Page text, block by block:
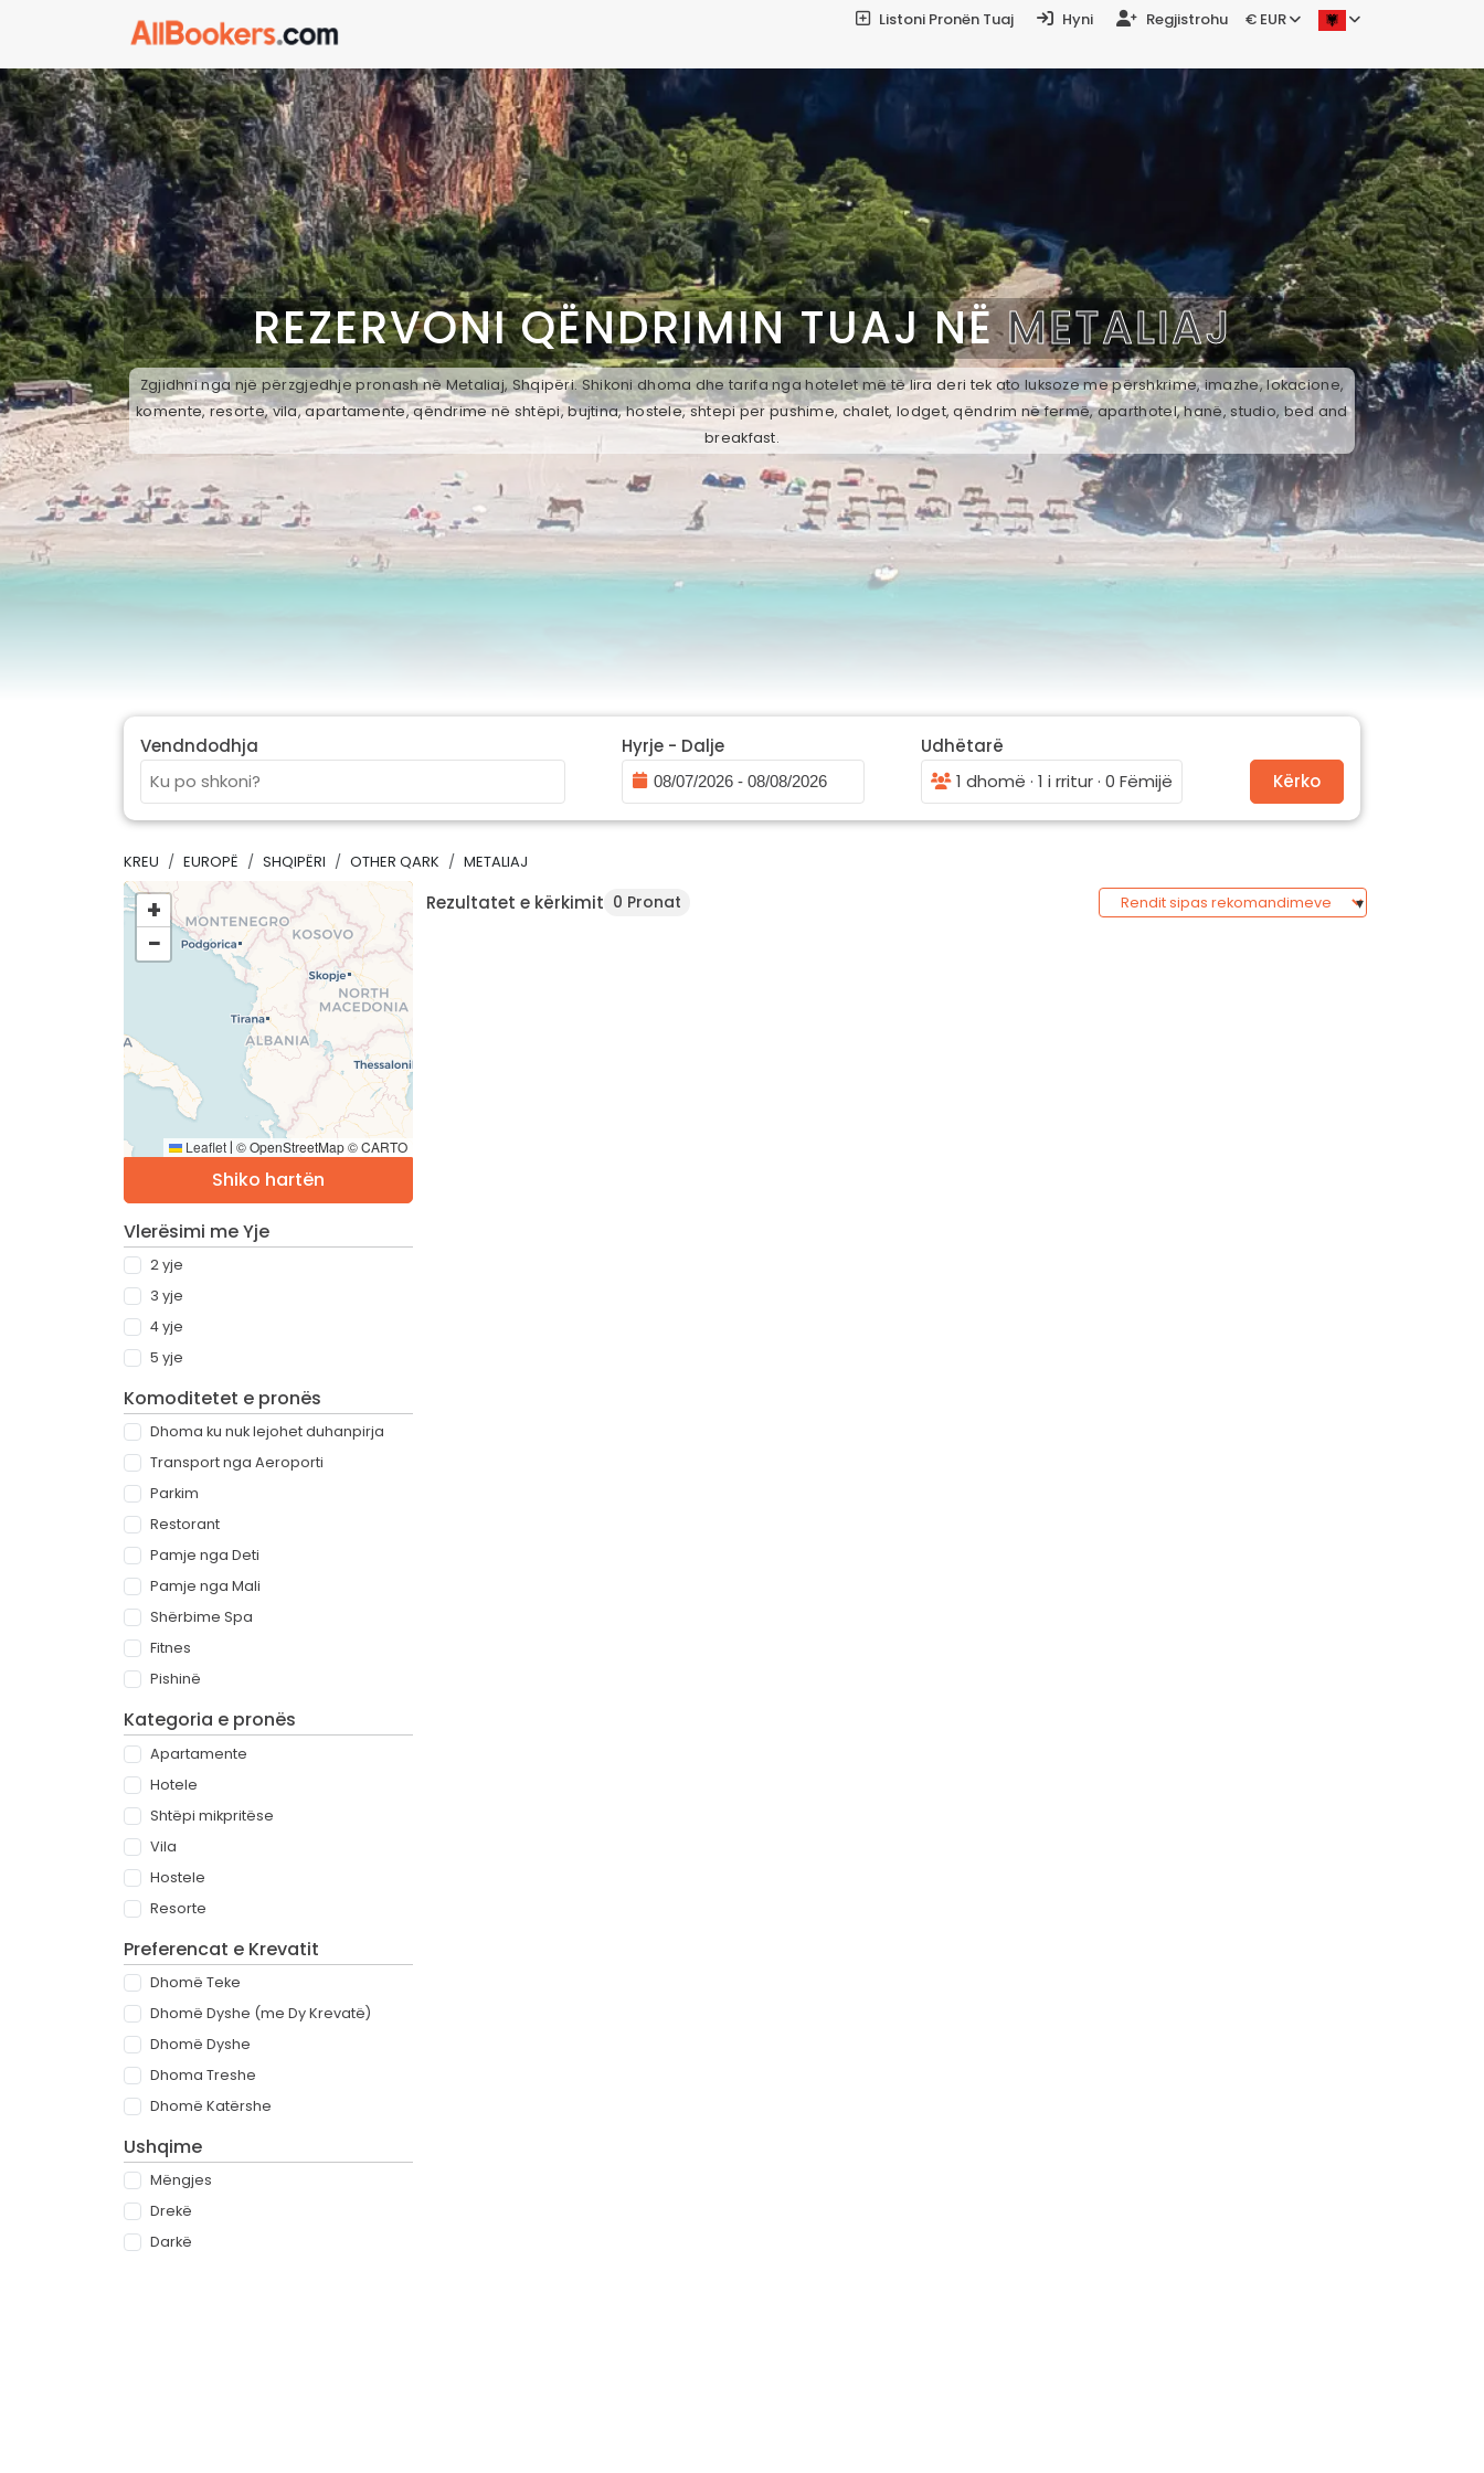
Listoni Pronën Tuaj Hyni Regjistrohu € EUR
REZERVONI QËNDRIMIN TUAJ NËMETALIAJ
Zgjidhni nga një përzgjedhje pronash në Metaliaj, Shqipëri. Shikoni dhoma dhe tarifa nga hotelet më të lira deri tek ato luksoze me përshkrime, imazhe, lokacione,
komente, resorte, vila, apartamente, qëndrime në shtëpi, bujtina, hostele, shtepi per pushime, chalet, lodget, qëndrim në fermë, aparthotel, hanë, studio, bed and
breakfast.
Vendndodhja Hyrje - Dalje
Udhëtarë
1 dhomë · 1 i rritur · 0 Fëmijë
Kërko
KREU EUROPË SHQIPËRI OTHER QARK METALIAJ
+
−
Leaflet | © OpenStreetMap © CARTO
Shiko hartën
Vlerësimi me Yje
2 yje
3 yje
4 yje
5 yje
Komoditetet e pronës
Dhoma ku nuk lejohet duhanpirja
Transport nga Aeroporti
Parkim
Restorant
Pamje nga Deti
Pamje nga Mali
Shërbime Spa
Fitnes
Pishinë
Kategoria e pronës
Apartamente
Hotele
Shtëpi mikpritëse
Vila
Hostele
Resorte
Preferencat e Krevatit
Dhomë Teke
Dhomë Dyshe (me Dy Krevatë)
Dhomë Dyshe
Dhoma Treshe
Dhomë Katërshe
Ushqime
Mëngjes
Drekë
Darkë
Rezultatet e kërkimit 0 Pronat